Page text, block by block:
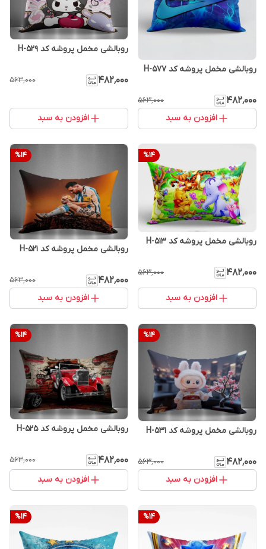
روبالشی مخمل پروشه کد H-577
۴۸۲٬۰۰۰ ۵۶۳٬۰۰۰
افزودن به سبد
روبالشی مخمل پروشه کد H-529
۴۸۲٬۰۰۰ ۵۶۳٬۰۰۰
افزودن به سبد
%14
روبالشی مخمل پروشه کد H-513
۴۸۲٬۰۰۰ ۵۶۳٬۰۰۰
افزودن به سبد
%14
روبالشی مخمل پروشه کد H-521
۴۸۲٬۰۰۰ ۵۶۳٬۰۰۰
افزودن به سبد
%14
روبالشی مخمل پروشه کد H-531
۴۸۲٬۰۰۰ ۵۶۳٬۰۰۰
افزودن به سبد
%14
روبالشی مخمل پروشه کد H-525
۴۸۲٬۰۰۰ ۵۶۳٬۰۰۰
افزودن به سبد
%14
%14